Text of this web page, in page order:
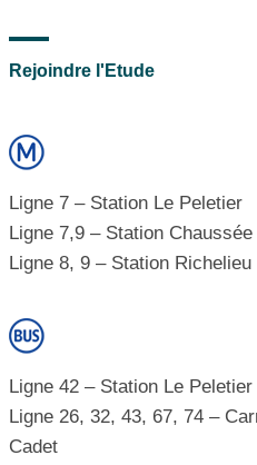
Rejoindre l'Etude
Ligne 7 – Station Le Peletier
Ligne 7,9 – Station Chaussée
Ligne 8, 9 – Station Richelieu
Ligne 42 – Station Le Peletier
Ligne 26, 32, 43, 67, 74 –
Cadet